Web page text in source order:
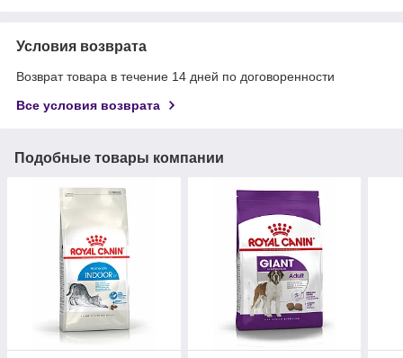
Условия возврата
Возврат товара в течение 14 дней по договоренности
Все условия возврата
Подобные товары компании